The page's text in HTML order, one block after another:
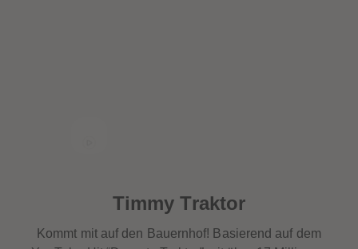
Timmy Traktor
Kommt mit auf den Bauernhof! Basierend auf dem